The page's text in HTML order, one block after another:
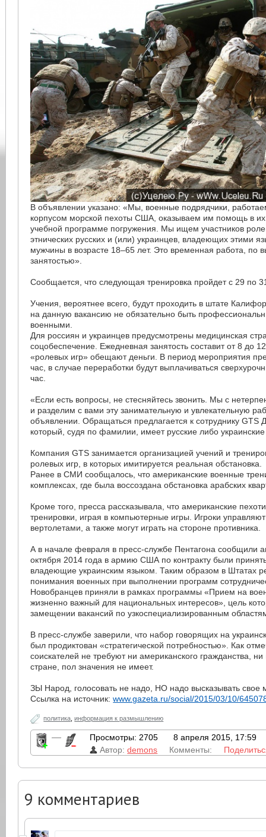
В объявлении указано: «Мы, военные подрядчики,
корпусом морской пехоты США, оказываем им помощь в
учебной программе погружения. Мы ищем участников
этнических русских и (или) украинцев, владеющих этими
мужчины в возрасте 18–65 лет. Это временная работа, по
занятостью».
Сообщается, что следующая тренировка пройдет с 29 по
Учения, вероятнее всего, будут проходить в штате
на данную вакансию не обязательно быть
военными.
Для россиян и украинцев предусмотрены медицинская
соцобеспечение. Ежедневная занятость составит от 8 до
«ролевых игр» обещают деньги. В период мероприятия
час, в случае переработки будут выплачиваться
час.
«Если есть вопросы, не стесняйтесь звонить. Мы с
и разделим с вами эту занимательную и увлекательную
объявлении. Обращаться предлагается к сотруднику GTS
который, судя по фамилии, имеет русские либо
Компания GTS занимается организацией учений и
ролевых игр, в которых имитируется реальная обстановка.
Ранее в СМИ сообщалось, что американские военные
комплексах, где была воссоздана обстановка арабских
Кроме того, пресса рассказывала, что американские
тренировки, играя в компьютерные игры. Игроки
вертолетами, а также могут играть на стороне противника.
А в начале февраля в пресс-службе Пентагона сообщили
октября 2014 года в армию США по контракту были
владеющие украинским языком. Таким образом в Штатах
понимания военных при выполнении программ
Новобранцев приняли в рамках программы «Прием на
жизненно важный для национальных интересов», цель
замещении вакансий по узкоспециализированным
В пресс-службе заверили, что набор говорящих на
был продиктован «стратегической потребностью». Как
соискателей не требуют ни американского гражданства,
стране, пол значения не имеет.
ЗЫ Народ, голосовать не надо, НО надо высказывать свое
Ссылка на источник:www.gazeta.ru/social/2015/03/10/
политика,информация к размышлению
— Просмотры: 2705
8 апреля 2015, 17:59
Автор:demons Комменты:
9 комментариев